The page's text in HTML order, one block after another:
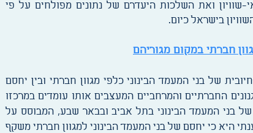
שוויון ואת השלכות היעדרם של נתונים מפולחים על פי
בישראל כיום.
חברתי במקום מגוריהם
של בני המעמד הבינוני כלפי מגוון חברתי ובין יחסם
החברתיים והמרחביים המעצבים אותו עומדים במרכזו
בני המעמד הבינוני בתל אביב ובבאר שבע, המבוסס על
טענתי היא כי יחסם של בני המעמד הבינוני למגוון חברתי משקף